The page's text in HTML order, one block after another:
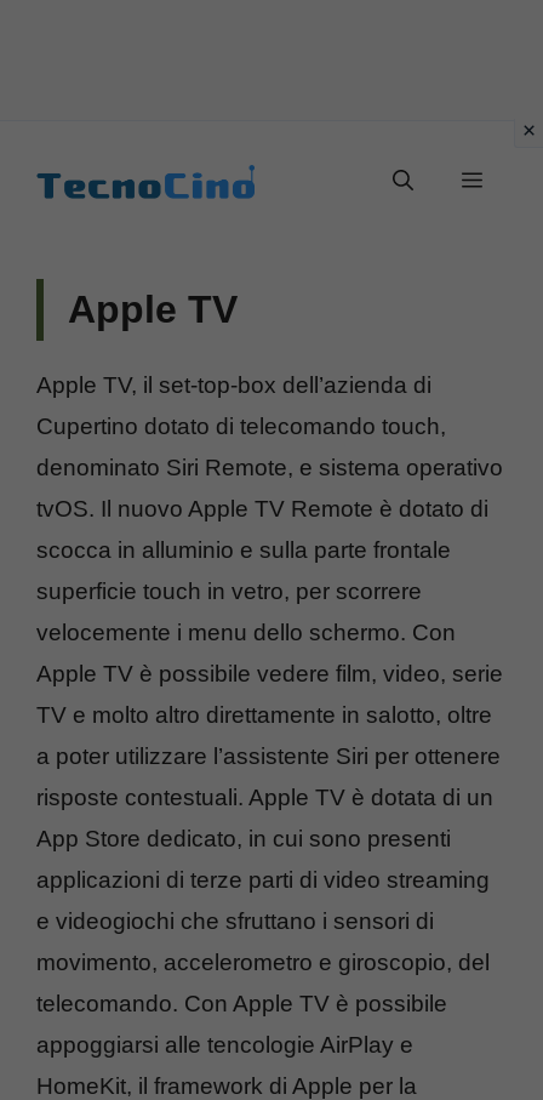
Menu
Apple TV
Apple TV, il set-top-box dell’azienda di
Cupertino dotato di telecomando touch,
denominato Siri Remote, e sistema operativo
tvOS. Il nuovo Apple TV Remote è dotato di
scocca in alluminio e sulla parte frontale
superficie touch in vetro, per scorrere
velocemente i menu dello schermo. Con
Apple TV è possibile vedere film, video, serie
TV e molto altro direttamente in salotto, oltre
a poter utilizzare l’assistente Siri per ottenere
risposte contestuali. Apple TV è dotata di un
App Store dedicato, in cui sono presenti
applicazioni di terze parti di video streaming
e videogiochi che sfruttano i sensori di
movimento, accelerometro e giroscopio, del
telecomando. Con Apple TV è possibile
appoggiarsi alle tencologie AirPlay e
HomeKit, il framework di Apple per la